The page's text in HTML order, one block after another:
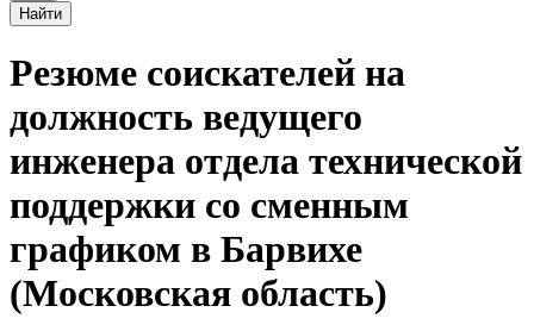
Найти
Резюме соискателей на
должность ведущего
инженера отдела технической
поддержки со сменным
графиком в Барвихе
(Московская область)